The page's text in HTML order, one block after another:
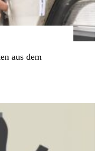
aus dem